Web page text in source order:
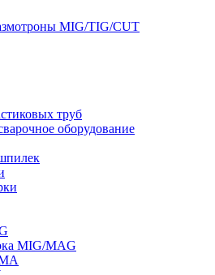
MIG/TIG/CUT
труб
оборудование
MIG/MAG